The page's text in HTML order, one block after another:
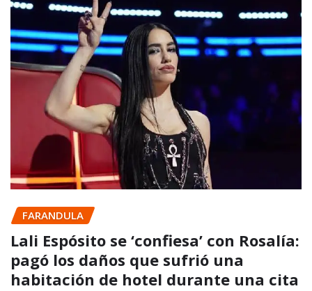
FARANDULA
Lali Espósito se ‘confiesa’ con Rosalía:
pagó los daños que sufrió una
habitación de hotel durante una cita